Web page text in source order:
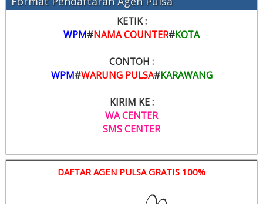
KETIK :
WPM#NAMA COUNTER#KOTA
CONTOH :
WPM#WARUNG PULSA#KARAWANG
KIRIM KE :
WA CENTER
SMS CENTER
DAFTAR AGEN PULSA GRATIS 100%